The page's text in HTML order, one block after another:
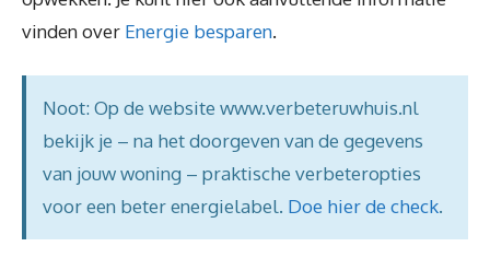
vinden over Energie besparen.
Noot: Op de website www.verbeteruwhuis.nl
bekijk je – na het doorgeven van de gegevens
van jouw woning – praktische verbeteropties
voor een beter energielabel. Doe hier de check.